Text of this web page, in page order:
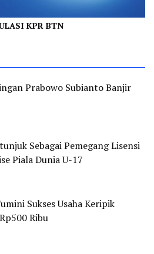
KPR BTN
Prabowo Subianto Banjir
Sebagai Pemegang Lisensi
Piala Dunia U-17
Sukses Usaha Keripik
Ribu